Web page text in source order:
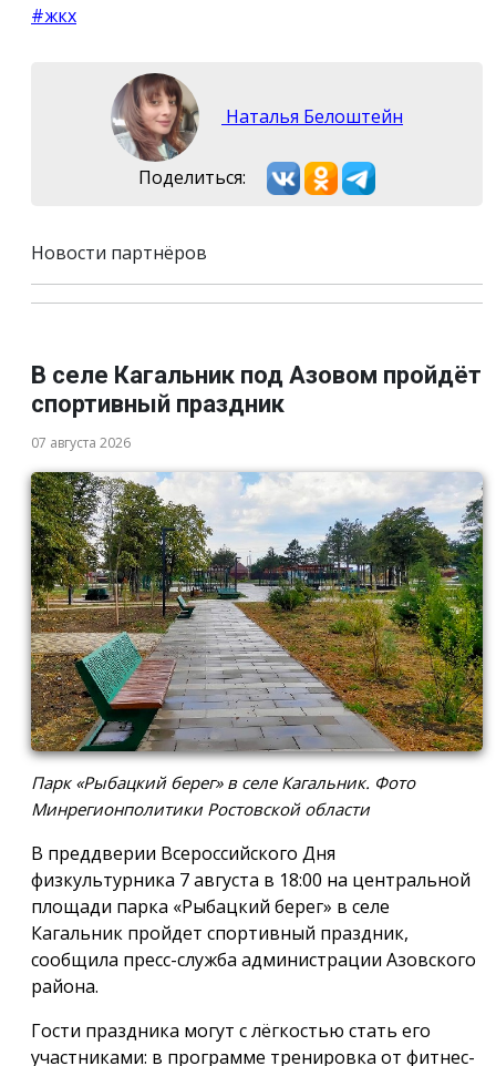
#жкх
Наталья Белоштейн
Поделиться:
Новости партнёров
В селе Кагальник под Азовом пройдёт
спортивный праздник
07 августа 2026
Парк «Рыбацкий берег» в селе Кагальник. Фото
Минрегионполитики Ростовской области
В преддверии Всероссийского Дня
физкультурника 7 августа в 18:00 на центральной
площади парка «Рыбацкий берег» в селе
Кагальник пройдет спортивный праздник,
сообщила пресс-служба администрации Азовского
района.
Гости праздника могут с лёгкостью стать его
участниками: в программе тренировка от фитнес-